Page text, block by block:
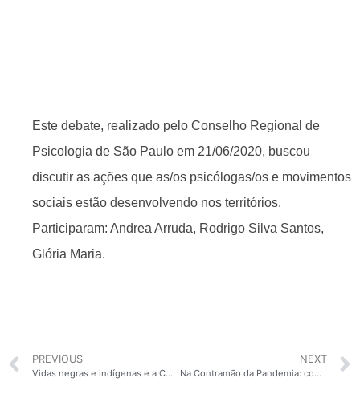
Este debate, realizado pelo Conselho Regional de
Psicologia de São Paulo em 21/06/2020, buscou
discutir as ações que as/os psicólogas/os e movimentos
sociais estão desenvolvendo nos territórios.
Participaram: Andrea Arruda, Rodrigo Silva Santos,
Glória Maria.
PREVIOUS
Vidas negras e indígenas e a COVID-19
NEXT
Na Contramão da Pandemia: como estão as articulações sociais em defesa da vida da população em situação de rua durante a crise do novo coronavírus